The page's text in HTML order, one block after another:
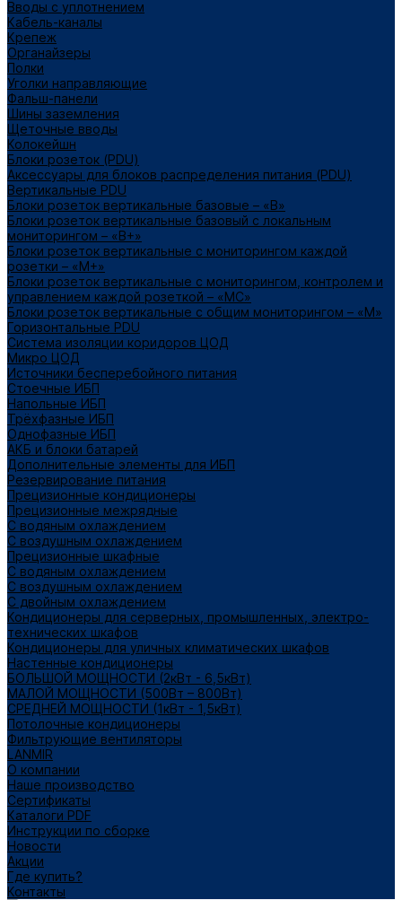
Вводы с уплотнением
Кабель-каналы
Крепеж
Органайзеры
Полки
Уголки направляющие
Фальш-панели
Шины заземления
Щеточные вводы
Колокейшн
Блоки розеток (PDU)
Аксессуары для блоков распределения питания (PDU)
Вертикальные PDU
Блоки розеток вертикальные базовые – «В»
Блоки розеток вертикальные базовый с локальным
мониторингом – «В+»
Блоки розеток вертикальные с мониторингом каждой
розетки – «М+»
Блоки розеток вертикальные с мониторингом, контролем и
управлением каждой розеткой – «МС»
Блоки розеток вертикальные с общим мониторингом – «М»
Горизонтальные PDU
Система изоляции коридоров ЦОД
Микро ЦОД
Источники бесперебойного питания
Стоечные ИБП
Напольные ИБП
Трёхфазные ИБП
Однофазные ИБП
АКБ и блоки батарей
Дополнительные элементы для ИБП
Резервирование питания
Прецизионные кондиционеры
Прецизионные межрядные
С водяным охлаждением
С воздушным охлаждением
Прецизионные шкафные
С водяным охлаждением
С воздушным охлаждением
С двойным охлаждением
Кондиционеры для серверных, промышленных, электро-
технических шкафов
Кондиционеры для уличных климатических шкафов
Настенные кондиционеры
БОЛЬШОЙ МОЩНОСТИ (2кВт - 6,5кВт)
МАЛОЙ МОЩНОСТИ (500Вт – 800Вт)
СРЕДНЕЙ МОЩНОСТИ (1кВт - 1,5кВт)
Потолочные кондиционеры
Фильтрующие вентиляторы
LANMIR
О компании
Наше производство
Сертификаты
Каталоги PDF
Инструкции по сборке
Новости
Акции
Где купить?
Контакты